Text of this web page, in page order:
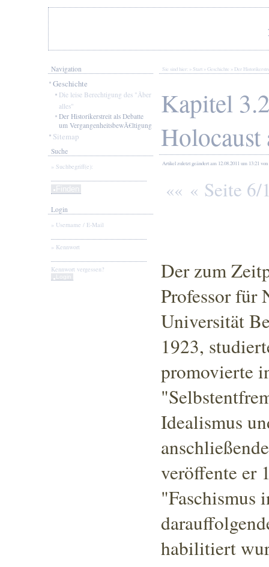
Navigation
Geschichte
Die leise Berechtigung des "Ãber
alles"
Der Historikerstreit als Debatte
um VergangenheitsbewÃ€ltigung
Sitemap
Suche
Suchbegriff(e):
Login
Username / E-Mail
Kennwort
Kennwort vergessen?
Sie sind hier: » Start »Geschichte » Der
Kapitel
Artikelzuletzt geändert am 12.08.2011 um 13:21 von
«« « Seite
Der zum
Professor für
Universität
1923,
promovierte
Idealismus
veröffente er
"Faschismus
habilitiert